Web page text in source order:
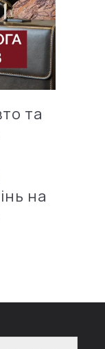
та
на